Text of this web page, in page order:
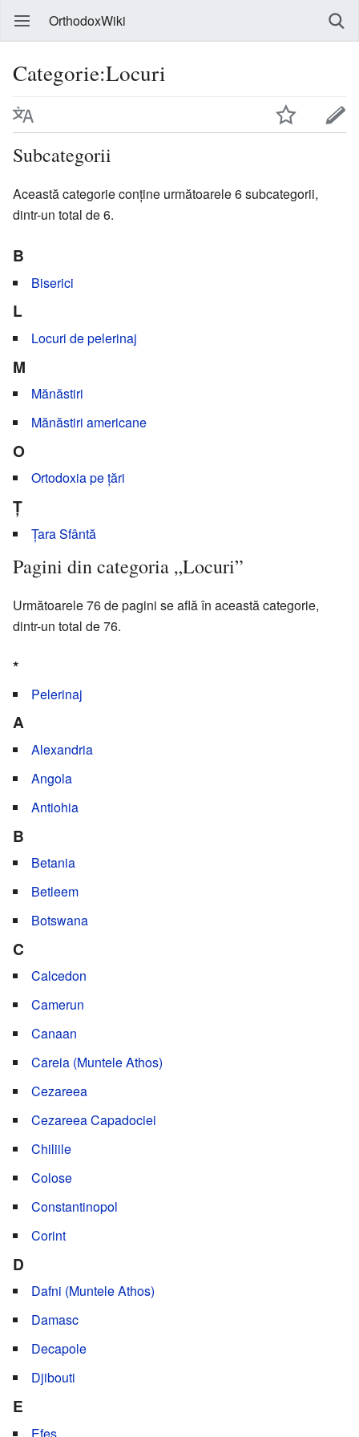
OrthodoxWiki
Categorie:Locuri
Subcategorii
Această categorie conține următoarele 6 subcategorii,
dintr-un total de 6.
B
Biserici
L
Locuri de pelerinaj
M
Mănăstiri
Mănăstiri americane
O
Ortodoxia pe țări
Ț
Țara Sfântă
Pagini din categoria „Locuri”
Următoarele 76 de pagini se află în această categorie,
dintr-un total de 76.
*
Pelerinaj
A
Alexandria
Angola
Antiohia
B
Betania
Betleem
Botswana
C
Calcedon
Camerun
Canaan
Careia (Muntele Athos)
Cezareea
Cezareea Capadociei
Chiliile
Colose
Constantinopol
Corint
D
Dafni (Muntele Athos)
Damasc
Decapole
Djibouti
E
Efes